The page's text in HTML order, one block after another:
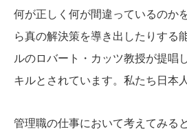
何が正しく何が間違っているのか
ら真の解決策を導き出したりする
ルのロバート・カッツ教授が提唱
キルとされています。私たち日本
管理職の仕事において考えてみる